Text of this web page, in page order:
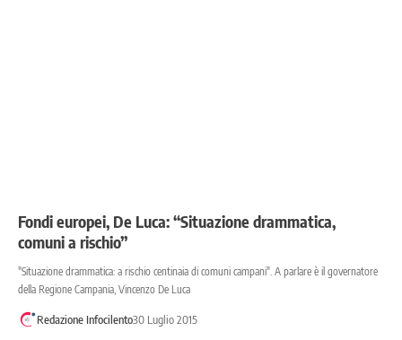
Fondi europei, De Luca: “Situazione drammatica,
comuni a rischio”
"Situazione drammatica: a rischio centinaia di comuni campani". A parlare è il governatore
della Regione Campania, Vincenzo De Luca
Redazione Infocilento30 Luglio 2015